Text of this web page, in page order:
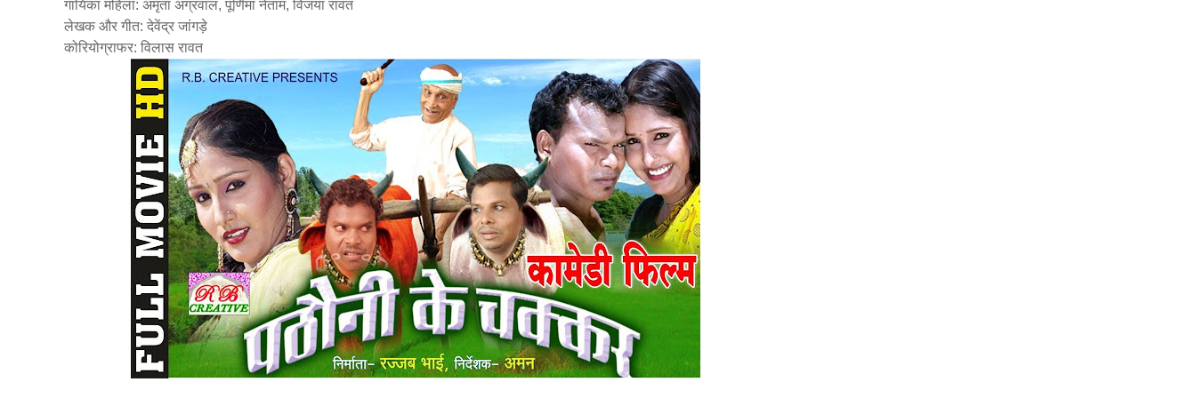
गायिका महिला: अमृता अग्रवाल, पूर्णिमा नेताम, विजया रावत
लेखक और गीत: देवेंद्र जांगड़े
कोरियोग्राफर: विलास रावत